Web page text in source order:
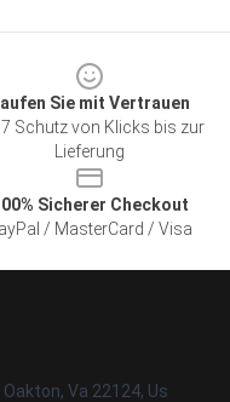
Sie mit Vertrauen
Schutz von Klicks bis zur
Lieferung
Sicherer Checkout
/ MasterCard / Visa
Va 22124, Us